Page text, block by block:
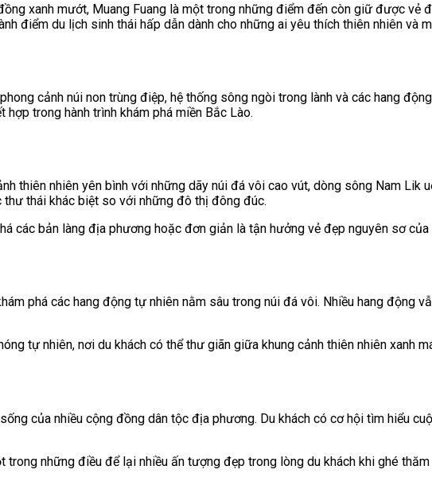
xanh mướt, Muang Fuang là một trong những điểm đến còn giữ được vẻ
điểm du lịch sinh thái hấp dẫn dành cho những ai yêu thích thiên nhiên và
cảnh núi non trùng điệp, hệ thống sông ngòi trong lành và các hang
trong hành trình khám phá miền Bắc Lào.
thiên nhiên yên bình với những dãy núi đá vôi cao vút, dòng sông Nam
thái khác biệt so với những đô thị đông đúc.
các bản làng địa phương hoặc đơn giản là tận hưởng vẻ đẹp nguyên sơ của
phá các hang động tự nhiên nằm sâu trong núi đá vôi. Nhiều hang động
tự nhiên, nơi du khách có thể thư giãn giữa khung cảnh thiên nhiên xanh
của nhiều cộng đồng dân tộc địa phương. Du khách có cơ hội tìm hiểu
trong những điều để lại nhiều ấn tượng đẹp trong lòng du khách khi ghé thăm